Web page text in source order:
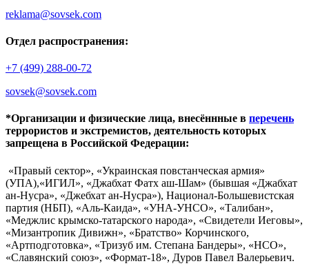
reklama@sovsek.com
Отдел распространения:
+7 (499) 288-00-72
sovsek@sovsek.com
*Организации и физические лица, внесённные в перечень
террористов и экстремистов, деятельность которых
запрещена в Российской Федерации:
«Правый сектор», «Украинская повстанческая армия»
(УПА),«ИГИЛ», «Джабхат Фатх аш-Шам» (бывшая «Джабхат
ан-Нусра», «Джебхат ан-Нусра»), Национал-Большевистская
партия (НБП), «Аль-Каида», «УНА-УНСО», «Талибан»,
«Меджлис крымско-татарского народа», «Свидетели Иеговы»,
«Мизантропик Дивижн», «Братство» Корчинского,
«Артподготовка», «Тризуб им. Степана Бандеры», «НСО»,
«Славянский союз», «Формат-18», Дуров Павел Валерьевич.